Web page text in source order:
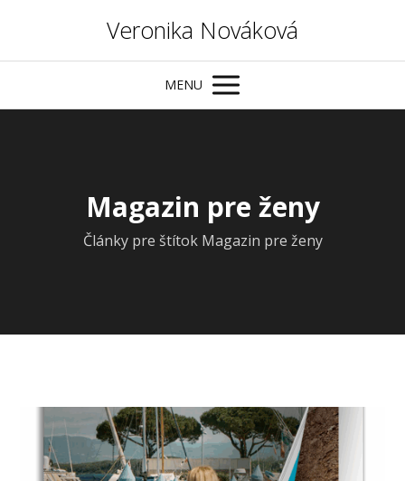
Veronika Nováková
MENU
Magazin pre ženy
Články pre štítok Magazin pre ženy